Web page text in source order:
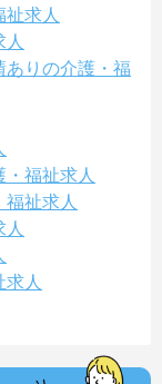
求人
ありの介護・福
福祉求人
祉求人
人